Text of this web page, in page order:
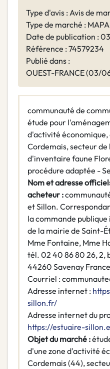
Type d'avis : Avis de
Type de marché :
Date de publication :
Référence : 74579234
Publié dans :
OUEST-FRANCE (03/
communauté de
étude pour
d'activité économique,
Cordemais, secteur
d'inventaire faune
procédure adaptée -
Nom et adresse
acheteur :
et Sillon.
la commande
de la mairie de Saint-
Mme Fontaine, Mme
tél. 02 40 86 80 26, 2,
44260 Savenay
Courriel :
Adresse internet :
sillon.fr/
Adresse internet du
https://estuaire-
Objet du marché :
d'une zone d'activité
Cordemais (44),